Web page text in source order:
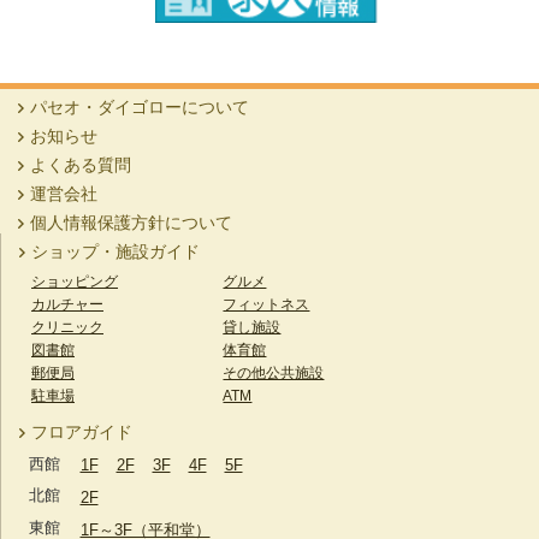
パセオ・ダイゴローについて
お知らせ
よくある質問
運営会社
個人情報保護方針について
ショップ・施設ガイド
ショッピング
グルメ
カルチャー
フィットネス
クリニック
貸し施設
図書館
体育館
郵便局
その他公共施設
駐車場
ATM
フロアガイド
西館 1F 2F 3F 4F
5F
北館
2F
東館
1F～3F（平和堂）